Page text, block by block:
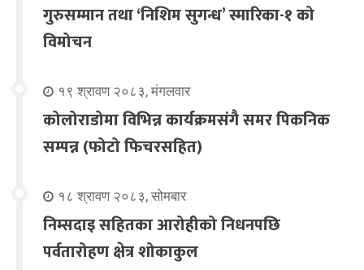
गुरुसम्मान तथा ‘निशिम सुगन्ध’ स्मारिका-१ को
विमोचन
१९ श्रावण २०८३, मंगलवार
कोलोराडोमा विभिन्न कार्यक्रमसंगै समर पिकनिक
सम्पन्न (फोटो फिचरसहित)
१८ श्रावण २०८३, सोमबार
निम्सदाइ सहितका आरोहीको निधनपछि
पर्वतारोहण क्षेत्र शोकाकुल